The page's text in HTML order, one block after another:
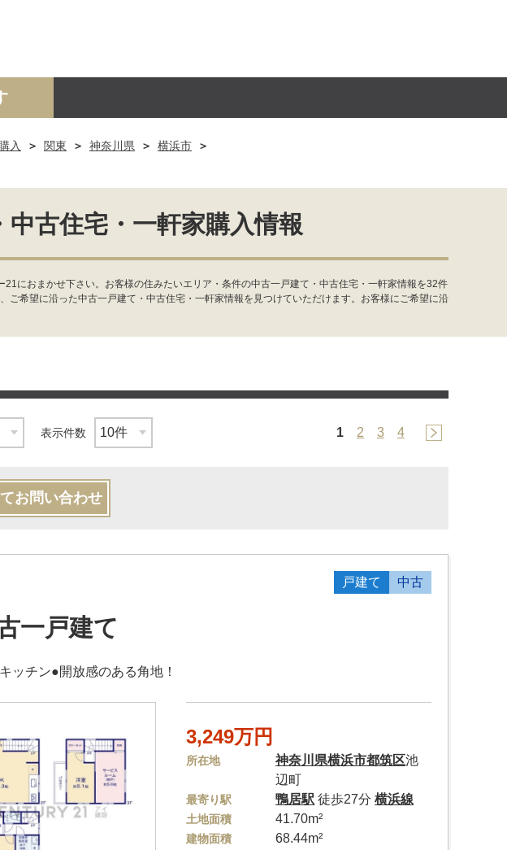
事業投資用
入 関東 神奈川県
横浜市
古住宅・一軒家購入情報
におまかせ下さい。お客様の住みたいエリア・条件の中古一戸建て・中古住宅・一軒家情報を32件
希望に沿った中古一戸建て・中古住宅・一軒家情報を見つけていただけます。お客様にご希望に沿
表示件数 1 2 3 4
お問い合わせ
戸建て 中古
一戸建て
ッチン●開放感のある角地！
3,249万円
所在地 神奈川県横浜市都筑区池
辺町
最寄り駅 鴨居駅 徒歩27分横浜線
土地面積 41.70m²
建物面積 68.44m²